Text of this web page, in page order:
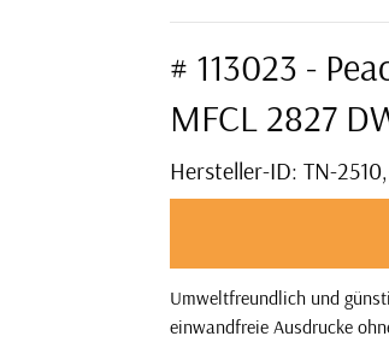
# 113023 -
MFCL 2827
Hersteller-ID: TN-
Umweltfreundlich und
einwandfreie Ausdrucke